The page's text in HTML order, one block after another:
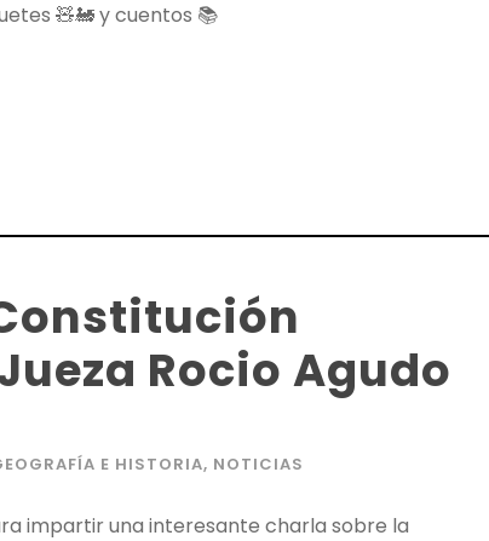
🧸🚂 y cuentos 📚
Rocio Agudo
E HISTORIA, NOTICIAS
impartir una interesante charla sobre la